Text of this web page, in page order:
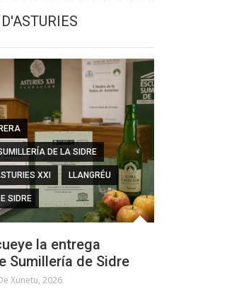
DE LA SIDRE
XXI LLANGRÉU
SIDRE
la entrega
Sumillería de Sidre
Xunetu, 2026